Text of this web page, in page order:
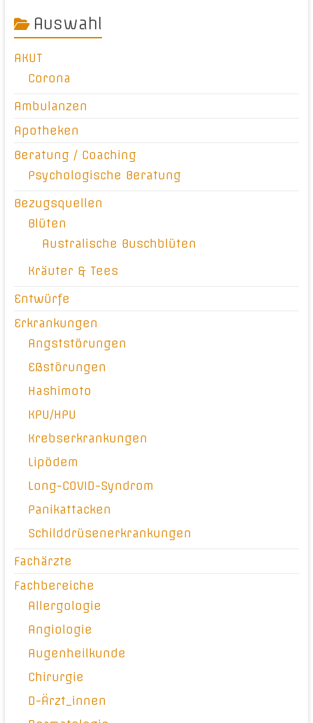
Auswahl
AKUT
Corona
Ambulanzen
Apotheken
Beratung / Coaching
Psychologische Beratung
Bezugsquellen
Blüten
Australische Buschblüten
Kräuter & Tees
Entwürfe
Erkrankungen
Angststörungen
Eßstörungen
Hashimoto
KPU/HPU
Krebserkrankungen
Lipödem
Long-COVID-Syndrom
Panikattacken
Schilddrüsenerkrankungen
Fachärzte
Fachbereiche
Allergologie
Angiologie
Augenheilkunde
Chirurgie
D-Ärzt_innen